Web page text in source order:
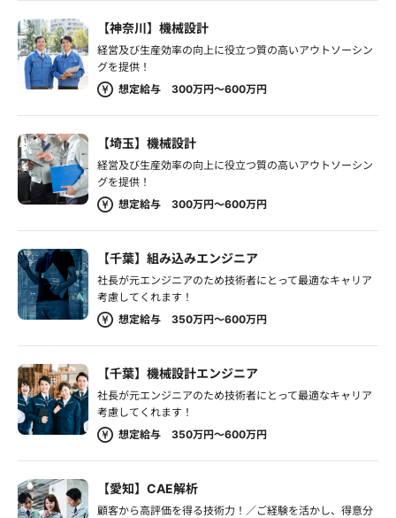
【神奈川】機械設計
経営及び生産効率の向上に役立つ質の高いアウトソーシン
グを提供！
想定給与 300万円～600万円
【埼玉】機械設計
経営及び生産効率の向上に役立つ質の高いアウトソーシン
グを提供！
想定給与 300万円～600万円
【千葉】組み込みエンジニア
社長が元エンジニアのため技術者にとって最適なキャリア
考慮してくれます！
想定給与 350万円～600万円
【千葉】機械設計エンジニア
社長が元エンジニアのため技術者にとって最適なキャリア
考慮してくれます！
想定給与 350万円～600万円
【愛知】CAE解析
顧客から高評価を得る技術力！／ご経験を活かし、得意分